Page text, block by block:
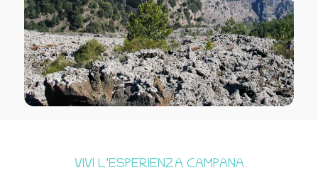
VIVI L’ESPERIENZA CAMPANA